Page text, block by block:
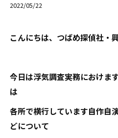
2022/05/22
こんにちは、つばめ探偵社・
今日は浮気調査実務におけま
は
各所で横行しています自作自
どについて